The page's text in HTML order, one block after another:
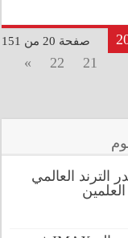
صفحة 20 من 151
21
22
»
الترند العالمي